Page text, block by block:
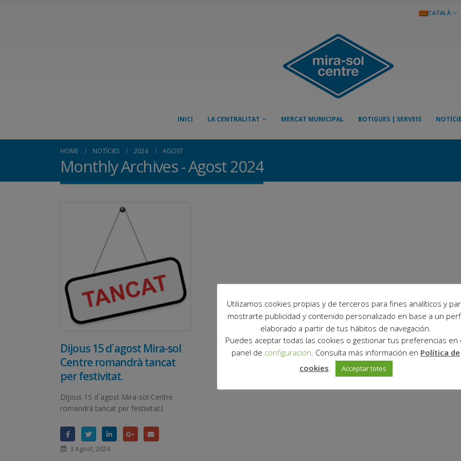
CATALÀ
INICI LA CENTRALITAT MERCAT MUNICIPAL BOTIGUES | SERVEIS
HOME NOTÍCIES 2024 AGOST
Monthly Archives - Agost 2024
Dijous 15 d´agost Mira-sol
Centre romandrà tancat
per festivitat.
Dijous 15 d´agost Mira-sol Centre
romandrà tancat per festivitat.l
3 Agost, 2024
Utilizamos cookies propias y de terceros para fines analíticos y
mostrarte publicidad y contenido personalizado en base a un
elaborado a partir de tus hábitos de navegación.
Puedes aceptar todas las cookies o gestionar tus preferencias en
panel de configuración. Consulta más información en Política de
cookies. Acceptar totes